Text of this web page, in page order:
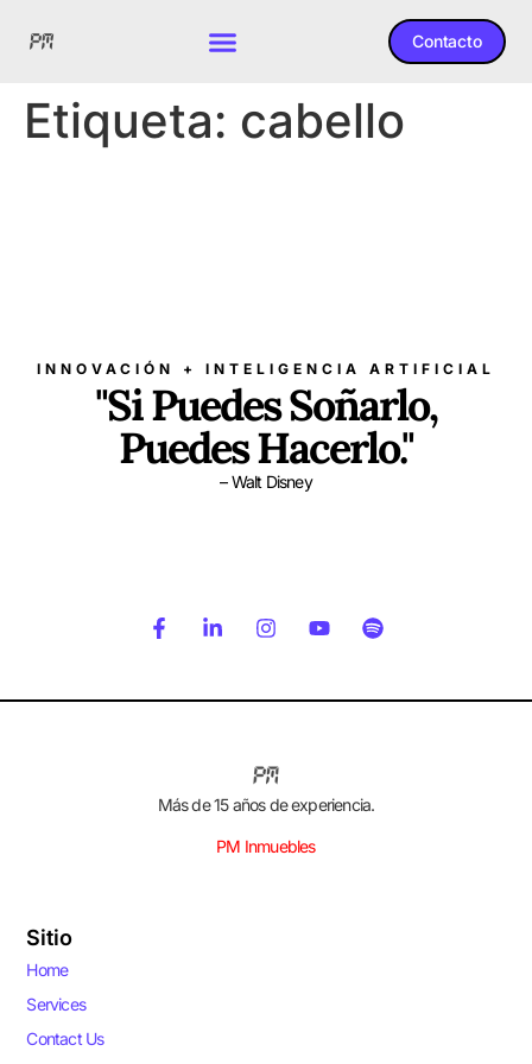
Contacto
Etiqueta: cabello
INNOVACIÓN + INTELIGENCIA ARTIFICIAL
"Si Puedes Soñarlo,
Puedes Hacerlo."
– Walt Disney
Más de 15 años de experiencia.
PM Inmuebles
Sitio
Home
Services
Contact Us